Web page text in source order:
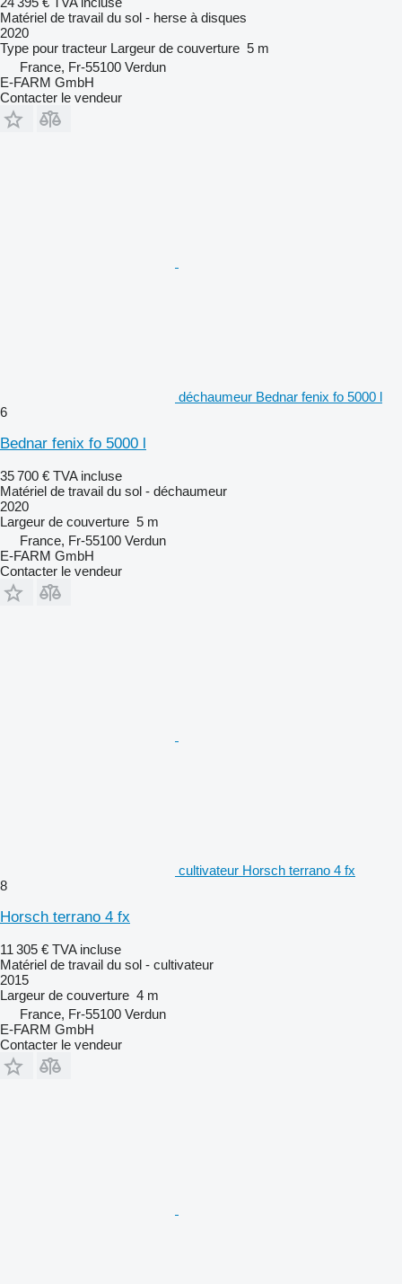
Matériel de travail du sol - herse à disques
2020
Type pour tracteur Largeur de couverture 5 m
France, Fr-55100 Verdun
E-FARM GmbH
Contacter le vendeur
déchaumeur Bednar fenix fo 5000 l
6
Bednar fenix fo 5000 l
35 700 € TVA incluse
Matériel de travail du sol - déchaumeur
2020
Largeur de couverture 5 m
France, Fr-55100 Verdun
E-FARM GmbH
Contacter le vendeur
cultivateur Horsch terrano 4 fx
8
Horsch terrano 4 fx
11 305 € TVA incluse
Matériel de travail du sol - cultivateur
2015
Largeur de couverture 4 m
France, Fr-55100 Verdun
E-FARM GmbH
Contacter le vendeur